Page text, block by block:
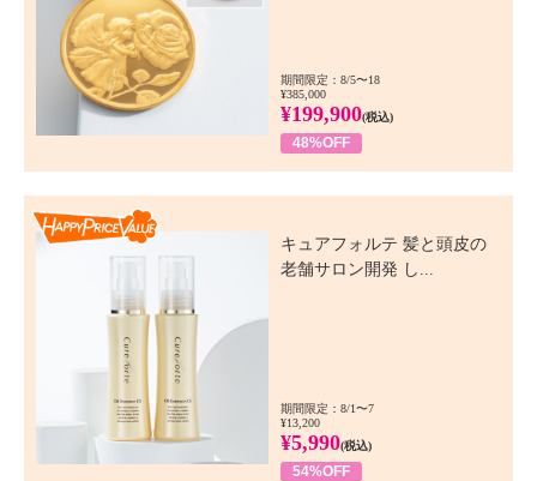
期間限定：8/5〜18
¥385,000
¥199,900(税込)
48%OFF
キュアフォルテ 髪と頭皮の
老舗サロン開発 し...
期間限定：8/1〜7
¥13,200
¥5,990(税込)
54%OFF